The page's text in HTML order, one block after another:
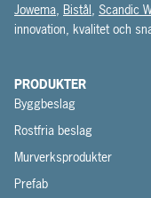
Jowema, Bistål, Scandic
innovation, kvalitet och
PRODUKTER
Byggbeslag
Rostfria beslag
Murverksprodukter
Prefab